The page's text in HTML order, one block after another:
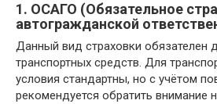
1. ОСАГО (Обязательное
автогражданской
Данный вид страховки обязателен
транспортных средств. Для
условия стандартны, но с учётом
рекомендуется обратить внимание